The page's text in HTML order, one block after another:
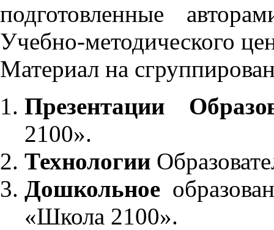
подготовленные
Учебно-методического
Материал на
Презентации
2100».
Технологии
Дошкольное
«Школа 2100».